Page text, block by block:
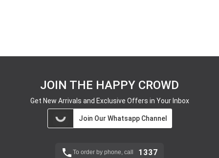
JOIN THE HAPPY CROWD
Get New Arrivals and Exclusive Offers in Your Inbox
Join Our Whatsapp Channel
To order by phone, call 1337